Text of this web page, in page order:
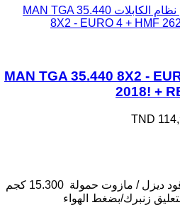
نظام الكابلات MAN TGA 35.440
8X2 - EURO 4 + HMF
MAN TGA 35.440 8X2 -
2018! +
TND
ديزل / مازوت حمولة 15.300 كجم
زنبرك/بضغط الهواء